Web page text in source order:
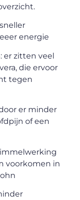
energie
zitten veel
die ervoor
tegen
er minder
of een
voorkomen in